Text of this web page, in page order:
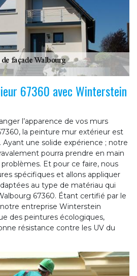
67360 avec Winterstein
l’apparence de vos murs
la peinture mur extérieur est
une solide expérience ; notre
pourra prendre en main
Et pour ce faire, nous
spécifiques et allons appliquer
au type de matériau qui
67360. Étant certifié par le
entreprise Winterstein
des peintures écologiques,
résistance contre les UV du